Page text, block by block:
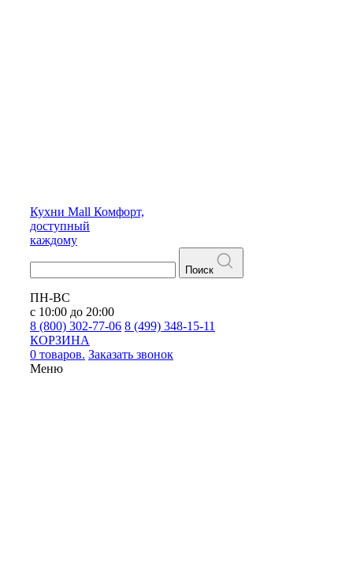
Кухни Mall Комфорт,
доступный
каждому
Поиск
ПН-ВС
с 10:00 до 20:00
8 (800) 302-77-06 8 (499) 348-15-11
КОРЗИНА
0 товаров. Заказать звонок
Меню